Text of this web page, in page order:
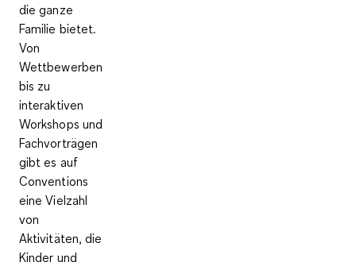
die ganze
Familie bietet.
Von
Wettbewerben
bis zu
interaktiven
Workshops und
Fachvorträgen
gibt es auf
Conventions
eine Vielzahl
von
Aktivitäten, die
Kinder und